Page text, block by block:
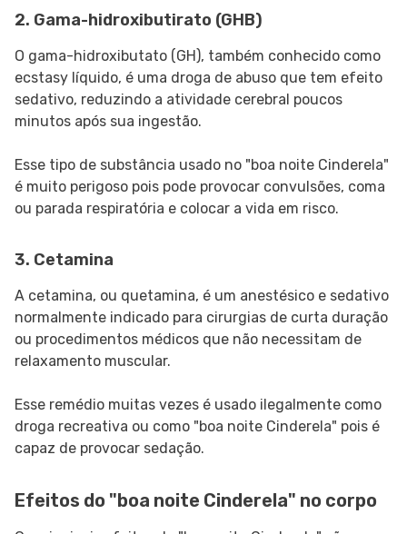
2. Gama-hidroxibutirato (GHB)
O gama-hidroxibutato (GH), também conhecido como
ecstasy líquido, é uma droga de abuso que tem efeito
sedativo, reduzindo a atividade cerebral poucos
minutos após sua ingestão.
Esse tipo de substância usado no "boa noite Cinderela"
é muito perigoso pois pode provocar convulsões, coma
ou parada respiratória e colocar a vida em risco.
3. Cetamina
A cetamina, ou quetamina, é um anestésico e sedativo
normalmente indicado para cirurgias de curta duração
ou procedimentos médicos que não necessitam de
relaxamento muscular.
Esse remédio muitas vezes é usado ilegalmente como
droga recreativa ou como "boa noite Cinderela" pois é
capaz de provocar sedação.
Efeitos do "boa noite Cinderela" no corpo